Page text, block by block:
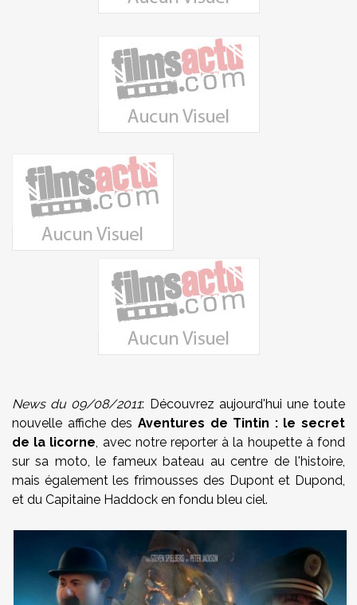
News du 09/08/2011: Découvrez aujourd'hui une toute
nouvelle affiche des Aventures de Tintin : le secret
de la licorne, avec notre reporter à la houpette à fond
sur sa moto, le fameux bateau au centre de l'histoire,
mais également les frimousses des Dupont et Dupond,
et du Capitaine Haddock en fondu bleu ciel.